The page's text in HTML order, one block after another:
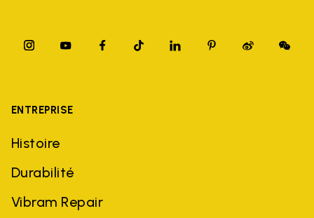
ENTREPRISE
Histoire
Durabilité
Vibram Repair